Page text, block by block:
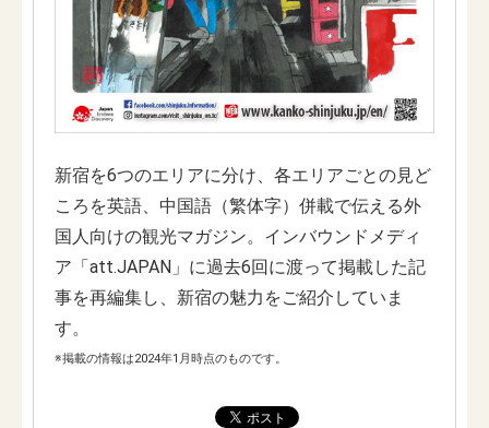
新宿を6つのエリアに分け、各エリアごとの見ど
ころを英語、中国語（繁体字）併載で伝える外
国人向けの観光マガジン。インバウンドメディ
ア「att.JAPAN」に過去6回に渡って掲載した記
事を再編集し、新宿の魅力をご紹介していま
す。
※掲載の情報は2024年1月時点のものです。